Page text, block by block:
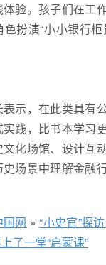
验。孩子们在工
扮演“小小银行
示，在此类具有
践，比书本学习
化场馆、设计互
场景中理解金融
国网 »“小史官”探
了一堂“启蒙课”